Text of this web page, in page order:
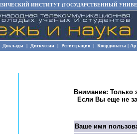
ИНСТИТУТ (ГОСУДАРСТВЕННЫЙ
Доклады | Дискуссии | Регистрация | Координаты |
Внимание: Только
Если Вы еще не
Ваше имя